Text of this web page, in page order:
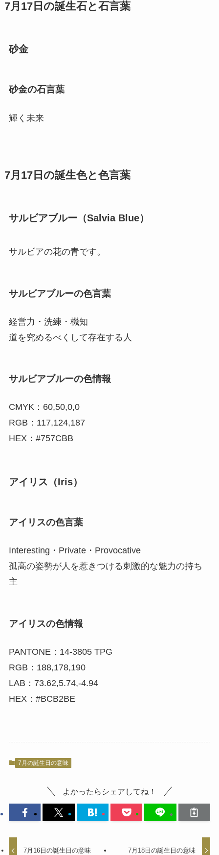
7月17日の誕生石と石言葉
砂金
砂金の石言葉
輝く未来
7月17日の誕生色と色言葉
サルビアブルー（Salvia Blue）
サルビアの花の青です。
サルビアブルーの色言葉
経営力・洗練・機知
道を究めるべくして存在する人
サルビアブルーの色情報
CMYK：60,50,0,0
RGB：117,124,187
HEX：#757CBB
アイリス（Iris）
アイリスの色言葉
Interesting・Private・Provocative
孤高の姿勢が人を惹きつける刺激的な魅力の持ち
主
アイリスの色情報
PANTONE：14-3805 TPG
RGB：188,178,190
LAB：73.62,5.74,-4.94
HEX：#BCB2BE
7月の誕生日の意味
よかったらシェアしてね！
7月16日の誕生日の意味 7月18日の誕生日の意味